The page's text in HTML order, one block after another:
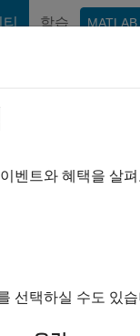
학습 MATLAB
Borate
전
벤트와 혜택을 살
선택하실 수도 있